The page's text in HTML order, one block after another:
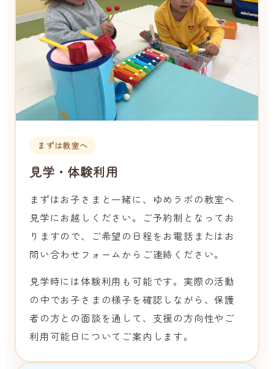
まずは教室へ
見学・体験利用
まずはお子さまと一緒に、ゆめラボの教室へ
見学にお越しください。ご予約制となってお
りますので、ご希望の日程をお電話またはお
問い合わせフォームからご連絡ください。
見学時には体験利用も可能です。実際の活動
の中でお子さまの様子を確認しながら、保護
者の方との面談を通して、支援の方向性やご
利用可能日についてご案内します。